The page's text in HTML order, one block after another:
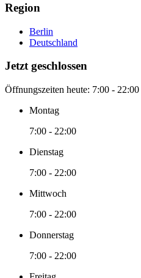
Region
Berlin
Deutschland
Jetzt geschlossen
Öffnungszeiten heute: 7:00 - 22:00
Montag
7:00 - 22:00
Dienstag
7:00 - 22:00
Mittwoch
7:00 - 22:00
Donnerstag
7:00 - 22:00